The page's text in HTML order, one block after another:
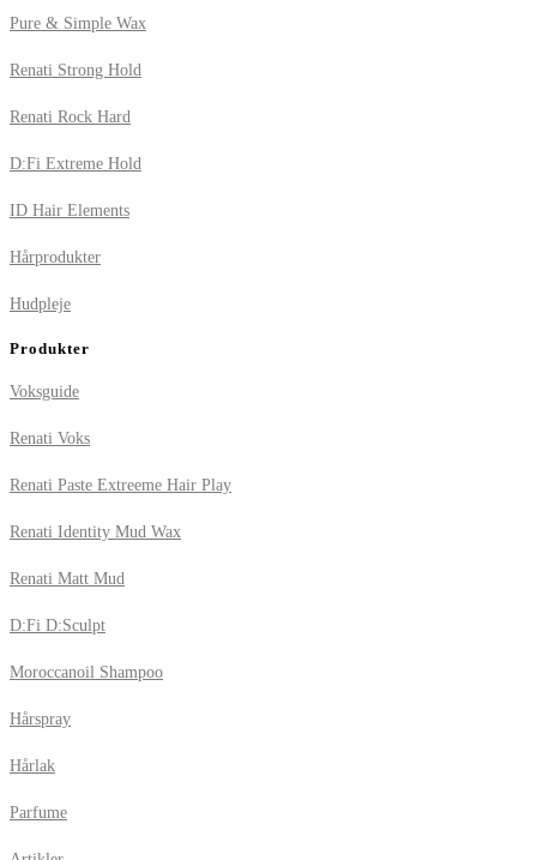
Pure & Simple Wax
Renati Strong Hold
Renati Rock Hard
D:Fi Extreme Hold
ID Hair Elements
Hårprodukter
Hudpleje
Produkter
Voksguide
Renati Voks
Renati Paste Extreeme Hair Play
Renati Identity Mud Wax
Renati Matt Mud
D:Fi D:Sculpt
Moroccanoil Shampoo
Hårspray
Hårlak
Parfume